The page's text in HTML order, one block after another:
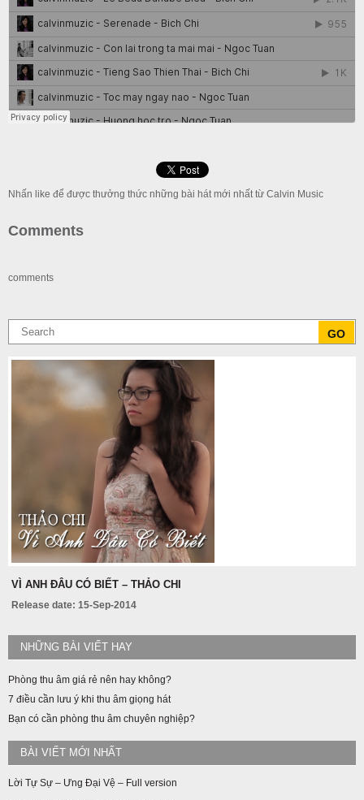
Nhấn like để được thưởng thức những bài hát mới nhất từ Calvin Music
Comments
comments
VÌ ANH ĐÂU CÓ BIẾT – THẢO CHI
Release date: 15-Sep-2014
NHỮNG BÀI VIẾT HAY
Phòng thu âm giá rẻ nên hay không?
7 điều cần lưu ý khi thu âm giọng hát
Bạn có cần phòng thu âm chuyên nghiệp?
BÀI VIẾT MỚI NHẤT
Lời Tự Sự – Ưng Đại Vệ – Full version